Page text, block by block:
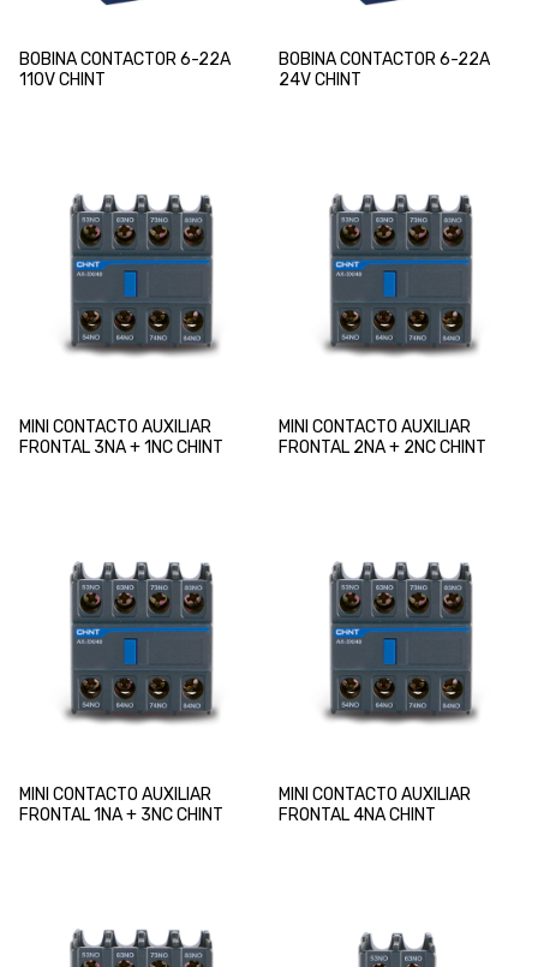
BOBINA CONTACTOR 6-22A
110V CHINT
BOBINA CONTACTOR 6-22A
24V CHINT
MINI CONTACTO AUXILIAR
FRONTAL 3NA + 1NC CHINT
MINI CONTACTO AUXILIAR
FRONTAL 2NA + 2NC CHINT
MINI CONTACTO AUXILIAR
FRONTAL 1NA + 3NC CHINT
MINI CONTACTO AUXILIAR
FRONTAL 4NA CHINT